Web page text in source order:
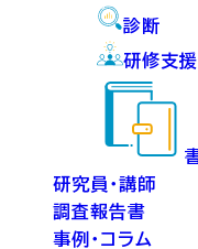
診断
研修支
研究員・講師
調査報告書
事例・コラム